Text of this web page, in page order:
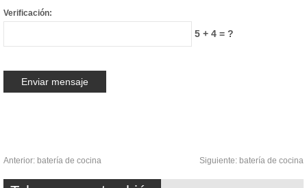
Verificación:
5 + 4 = ?
Anterior: batería de cocina Siguiente: batería de cocina